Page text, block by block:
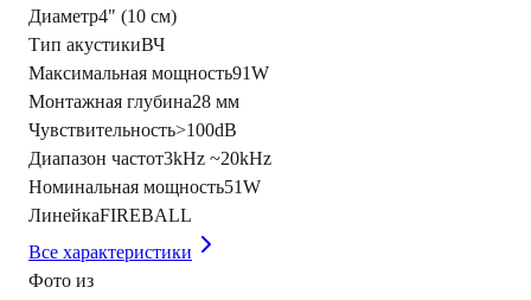
Диаметр4" (10 см)
Тип акустикиВЧ
Максимальная мощность91W
Монтажная глубина28 мм
Чувствительность>100dB
Диапазон частот3kHz ~20kHz
Номинальная мощность51W
ЛинейкаFIREBALL
Все характеристики
Фото из